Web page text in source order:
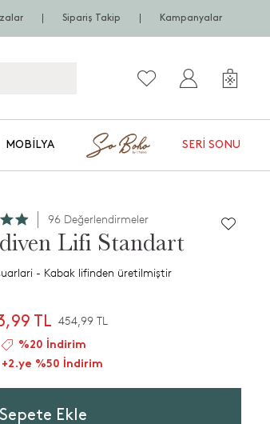
Sipariş Takip Kampanyalar
MOBILYA SERI SONU
96 Değerlendirmeler
Lifi Standart
- Kabak lifinden üretilmiştir
TL 454,99 TL
%20 İndirim
+2.ye %50 İndirim
Sepete Ekle